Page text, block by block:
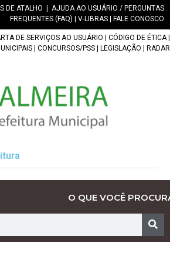
DE ATALHO
AJUDA AO USUÁRIO / PERGUNTAS
FREQUENTES (FAQ)
V-LIBRAS FALE CONOSCO
DE SERVIÇOS AO USUÁRIO CÓDIGO DE ÉTICA|
CONCURSOS/PSS LEGISLAÇÃO RADAR
O QUE VOCÊ